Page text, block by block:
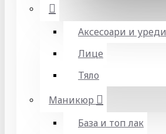
Аксесоари и уреди
Лице
Тяло
Маникюр
База и топ лак